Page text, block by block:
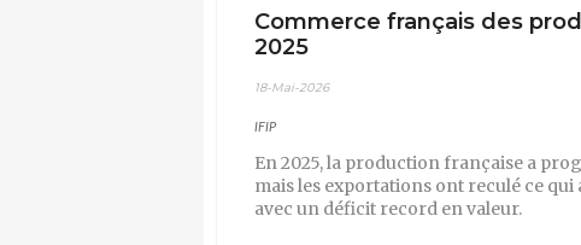
Commerce français des
2025
18-Mai-2026
IFIP
En 2025, la production française a
mais les exportations ont reculé ce
avec un déficit record en valeur.